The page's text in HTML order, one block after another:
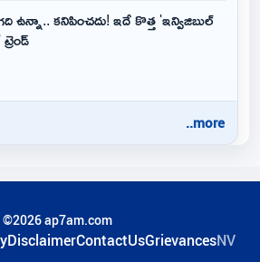
ఉన్నా.. కనిపించదు! ఇదే కొత్త 'ఇన్విజిబుల్
..more
©2026 ap7am.com
DisclaimerContactUsGrievancesNV